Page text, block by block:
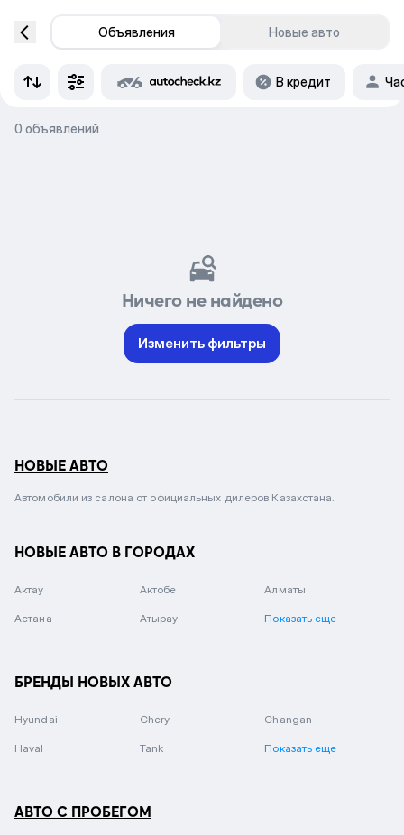
Объявления Новые авто
В кредит
0 объявлений
Ничего не найдено
Изменить фильтры
НОВЫЕ АВТО
Автомобили из салона от официальных дилеров Казахстана.
НОВЫЕ АВТО В ГОРОДАХ
Актау Актобе Алматы
Астана Атырау Показать еще
БРЕНДЫ НОВЫХ АВТО
Hyundai Chery Changan
Haval Tank Показать еще
АВТО С ПРОБЕГОМ